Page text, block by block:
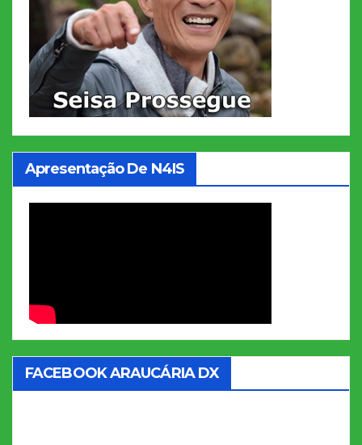
Apresentação De N4IS
FACEBOOK ARAUCÁRIA DX